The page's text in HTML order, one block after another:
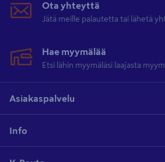
Ota yhteyttä
Jätä meille palautetta tai lähetä
Hae myymälää
Etsi lähin myymäläsi laajasta
Asiakaspalvelu
Info